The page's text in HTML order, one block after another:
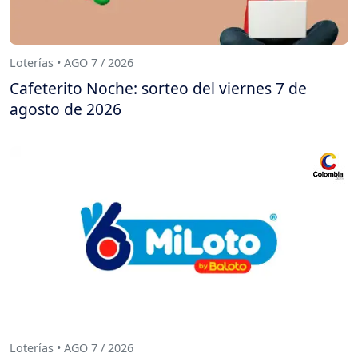
Loterías • AGO 7 / 2026
Cafeterito Noche: sorteo del viernes 7 de
agosto de 2026
Loterías • AGO 7 / 2026